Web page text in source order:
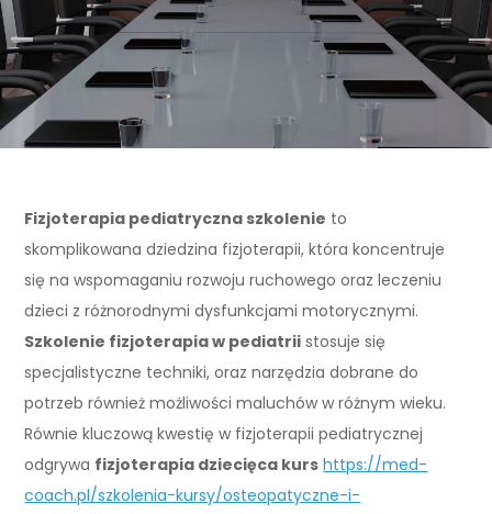
Fizjoterapia pediatryczna szkolenie to
skomplikowana dziedzina fizjoterapii, która koncentruje
się na wspomaganiu rozwoju ruchowego oraz leczeniu
dzieci z różnorodnymi dysfunkcjami motorycznymi.
Szkolenie fizjoterapia w pediatrii stosuje się
specjalistyczne techniki, oraz narzędzia dobrane do
potrzeb również możliwości maluchów w różnym wieku.
Równie kluczową kwestię w fizjoterapii pediatrycznej
odgrywa fizjoterapia dziecięca kurs https://med-
coach.pl/szkolenia-kursy/osteopatyczne-i-